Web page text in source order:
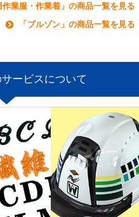
作業服・作業着」の商品一覧を見る
「ブルゾン」の商品一覧を見る
ービスについて